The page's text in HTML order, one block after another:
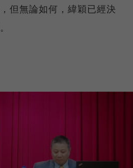
但無論如何，緯穎已經決